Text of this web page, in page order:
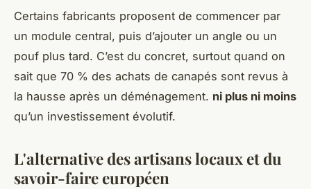
Certains fabricants proposent de commencer par
un module central, puis d’ajouter un angle ou un
pouf plus tard. C’est du concret, surtout quand on
sait que 70 % des achats de canapés sont revus à
la hausse après un déménagement. ni plus ni moins
qu’un investissement évolutif.
L'alternative des artisans locaux et du
savoir-faire européen